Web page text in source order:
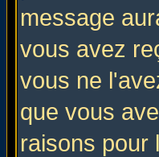
message
vous avez
vous ne
que vous
raisons pour